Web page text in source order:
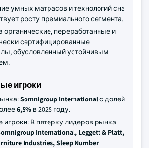
умных матрасов и технологий сна
росту премиального сегмента.
органические, переработанные и
сертифицированные
обусловленный устойчивым
игроки
Somnigroup Internationalс долей
6,5% в 2025 году.
игроки: В пятерку лидеров рынка
International, Leggett & Platt,
Industries, Sleep Number